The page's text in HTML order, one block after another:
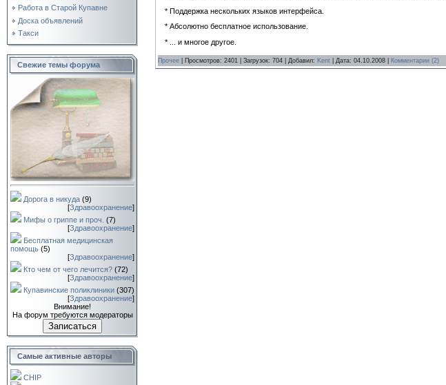
Работа в Старой Купавне
Доска объявлений
Такси
Свежие темы форума
Дорога в никуда (9)
[Здравоохранение]
Мифы о гриппе и проч. (7)
[Здравоохранение]
Бесплатная медицинская
помощь (5)
[Здравоохранение]
Кто чем от чего лечится? (72)
[Здравоохранение]
Купавинские поликлиники (307)
[Здравоохранение]
Внимание!
На форум требуются модераторы
Записаться
Самые активные авторы
CHIP
* Поддержка нескольких языков интерфейса.
* Абсолютно бесплатное использование.
* ... и многое другое.
Прочее | Просмотров: 2401 | Загрузок: 704 | Добавил: Kent | Дата: 04.10.2008 Комментарии (2)